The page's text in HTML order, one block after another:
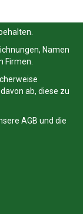
Namen
Firmen.
ab, diese zu
AGB und die